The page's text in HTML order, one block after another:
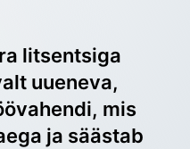
litsentsiga
uueneva,
mis
ja säästab